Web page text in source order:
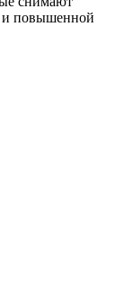
и повышенной